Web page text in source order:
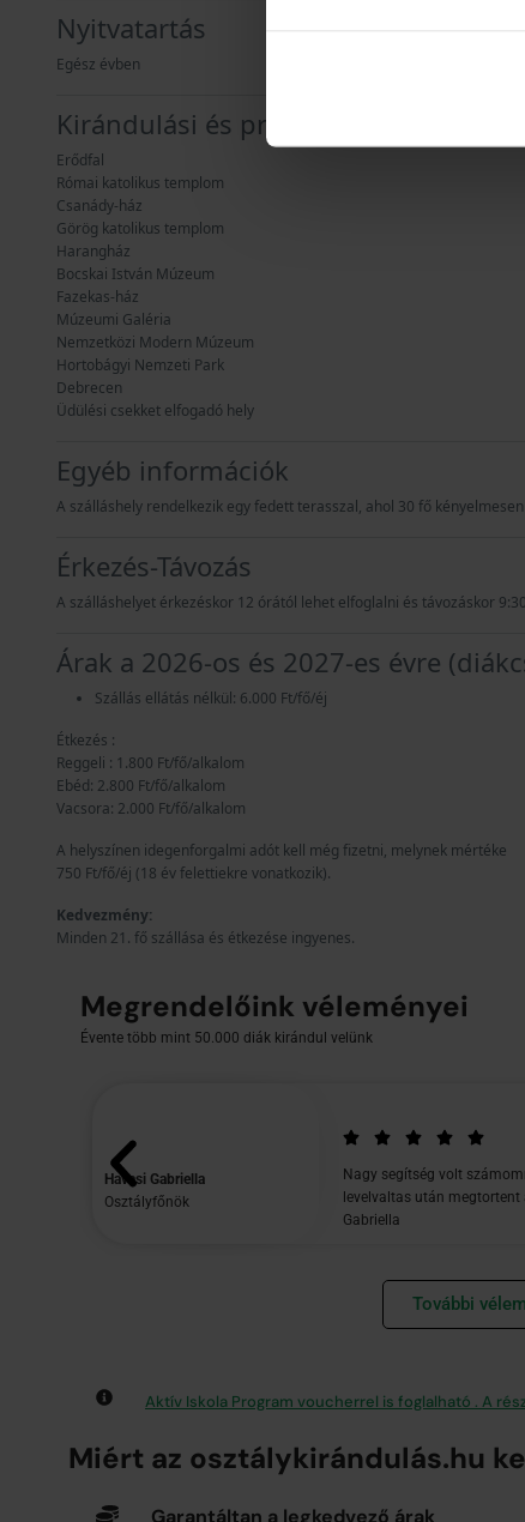
Nyitvatartás
Egész évben
Kirándulási és programlehetőségek
Erődfal
Római katolikus templom
Csanády-ház
Görög katolikus templom
Harangház
Bocskai István Múzeum
Fazekas-ház
Múzeumi Galéria
Nemzetközi Modern Múzeum
Hortobágyi Nemzeti Park
Debrecen
Üdülési csekket elfogadó hely
Egyéb információk
A szálláshely rendelkezik egy fedett terasszal, ahol 30 fő
Érkezés-Távozás
A szálláshelyet érkezéskor 12 órától lehet elfoglalni és távozáskor
Árak a 2026-os és 2027-es évre
Szállás ellátás nélkül: 6.000 Ft/fő/éj
Étkezés :
Reggeli : 1.800 Ft/fő/alkalom
Ebéd: 2.800 Ft/fő/alkalom
Vacsora: 2.000 Ft/fő/alkalom
A helyszínen idegenforgalmi adót kell még fizetni, melynek mértéke
750 Ft/fő/éj (18 év felettiekre vonatkozik).
Kedvezmény:
Minden 21. fő szállása és étkezése ingyenes.
Megrendelőink véleményei
Évente több mint 50.000 diák kirándul velünk
Havasi Gabriella
Osztályfőnök
Nagy segítség volt
levelvaltas után megtortent
Gabriella
További
Aktív Iskola Program voucherrel is foglalható . A
Miért az osztálykirándulás.hu
Garantáltan a legkedvező árak